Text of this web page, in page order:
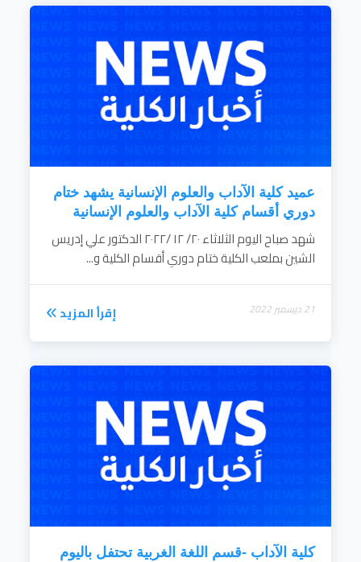
عميد كلية الآداب والعلوم الإنسانية يشهد ختام
دوري أقسام كلية الآداب والعلوم الإنسانية
شهد صباح اليوم الثلاثاء ٢٠/ ١٢ /٢٠٢٢ الدكتور علي إدريس
الشين بملعب الكلية ختام دوري أقسام الكلية و...
21 ديسمبر 2022 إقرأ المزيد
كلية الآداب -قسم اللغة الغربية تحتفل باليوم